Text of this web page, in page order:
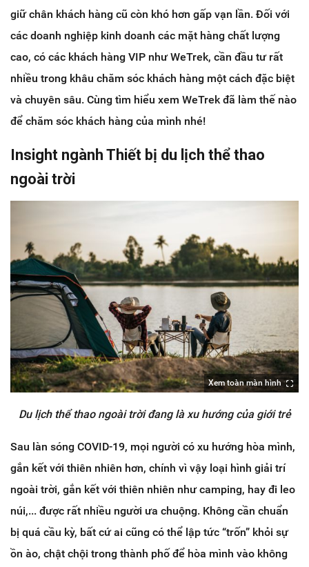
giữ chân khách hàng cũ còn khó hơn gấp vạn lần. Đối với
các doanh nghiệp kinh doanh các mặt hàng chất lượng
cao, có các khách hàng VIP như WeTrek, cần đầu tư rất
nhiều trong khâu chăm sóc khách hàng một cách đặc biệt
và chuyên sâu. Cùng tìm hiểu xem WeTrek đã làm thế nào
để chăm sóc khách hàng của mình nhé!
Insight ngành Thiết bị du lịch thể thao
ngoài trời
Xem toàn màn hình
Du lịch thể thao ngoài trời đang là xu hướng của giới trẻ
Sau làn sóng COVID-19, mọi người có xu hướng hòa mình,
gắn kết với thiên nhiên hơn, chính vì vậy loại hình giải trí
ngoài trời, gắn kết với thiên nhiên như camping, hay đi leo
núi,... được rất nhiều người ưa chuộng. Không cần chuẩn
bị quá cầu kỳ, bất cứ ai cũng có thể lập tức “trốn” khỏi sự
ồn ào, chật chội trong thành phố để hòa mình vào không